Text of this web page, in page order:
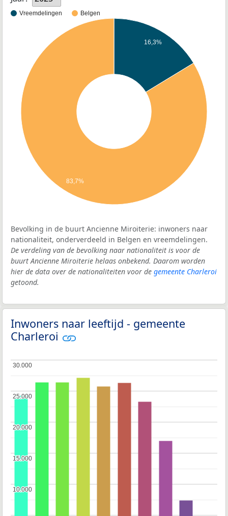
Vreemdelingen Belgen
16,3%
83,7%
Bevolking in de buurt Ancienne Miroiterie: inwoners naar
nationaliteit, onderverdeeld in Belgen en vreemdelingen.
De verdeling van de bevolking naar nationaliteit is voor de
buurt Ancienne Miroiterie helaas onbekend. Daarom worden
hier de data over de nationaliteiten voor de gemeente Charleroi
getoond.
Inwoners naar leeftijd - gemeente
Charleroi
10.000
10.000
15.000
15.000
20.000
20.000
25.000
25.000
30.000
30.000